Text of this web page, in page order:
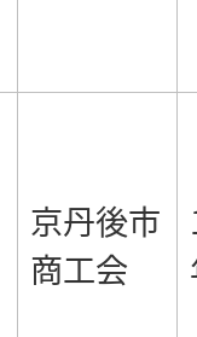
京丹後市
商工会